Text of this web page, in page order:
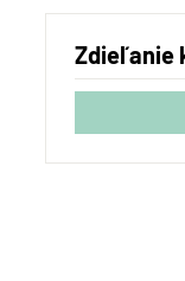
Zdieľanie